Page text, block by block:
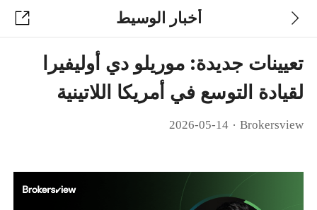
أخبار الوسيط
تعيينات جديدة: موريلو دي أوليفيرا
لقيادة التوسع في أمريكا اللاتينية
Brokersview
·
2026-05-14